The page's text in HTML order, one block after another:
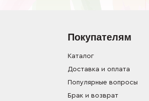
Покупателям
Каталог
Доставка и оплата
Популярные вопросы
Брак и возврат